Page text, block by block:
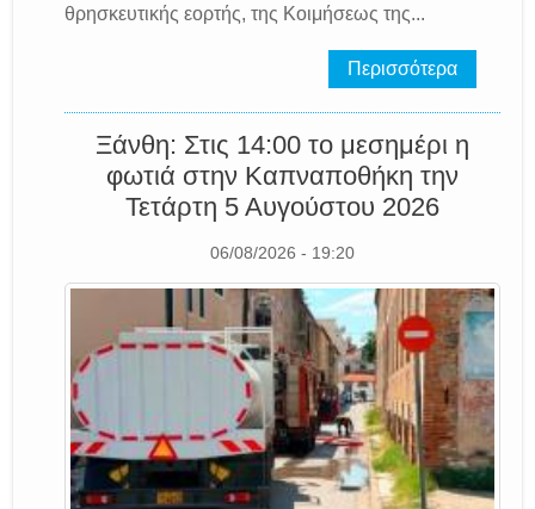
θρησκευτικής εορτής, της Κοιμήσεως της...
Περισσότερα
Ξάνθη: Στις 14:00 το μεσημέρι η
φωτιά στην Καπναποθήκη την
Τετάρτη 5 Αυγούστου 2026
06/08/2026 - 19:20